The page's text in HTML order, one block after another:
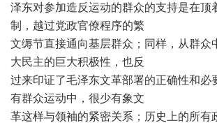
泽东对参加造反运动的群众的支持是在顶
制，越过党政官僚程序的繁
文缛节直接通向基层群众；同样，从群众
大民主的巨大积极性，也反
过来印证了毛泽东文革部署的正确性和必
有群众运动中，很少有象文
革这样与领袖的紧密关系；历史上的所有